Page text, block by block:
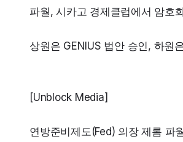
파월, 시카고 경제클럽에서 암호
상원은 GENIUS 법안 승인, 하원
[Unblock Media]
연방준비제도(Fed) 의장 제롬 파